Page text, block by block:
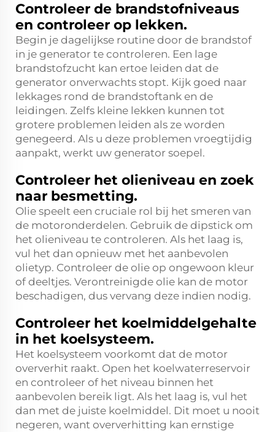
Controleer de brandstofniveaus
en controleer op lekken.
Begin je dagelijkse routine door de brandstof
in je generator te controleren. Een lage
brandstofzucht kan ertoe leiden dat de
generator onverwachts stopt. Kijk goed naar
lekkages rond de brandstoftank en de
leidingen. Zelfs kleine lekken kunnen tot
grotere problemen leiden als ze worden
genegeerd. Als u deze problemen vroegtijdig
aanpakt, werkt uw generator soepel.
Controleer het olieniveau en zoek
naar besmetting.
Olie speelt een cruciale rol bij het smeren van
de motoronderdelen. Gebruik de dipstick om
het olieniveau te controleren. Als het laag is,
vul het dan opnieuw met het aanbevolen
olietyp. Controleer de olie op ongewoon kleur
of deeltjes. Verontreinigde olie kan de motor
beschadigen, dus vervang deze indien nodig.
Controleer het koelmiddelgehalte
in het koelsysteem.
Het koelsysteem voorkomt dat de motor
oververhit raakt. Open het koelwaterreservoir
en controleer of het niveau binnen het
aanbevolen bereik ligt. Als het laag is, vul het
dan met de juiste koelmiddel. Dit moet u nooit
negeren, want oververhitting kan ernstige